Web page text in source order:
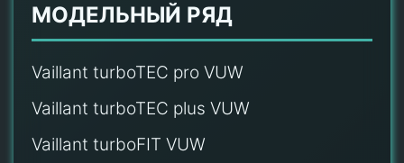
МОДЕЛЬНЫЙ РЯД
Vaillant turboTEC pro VUW
Vaillant turboTEC plus VUW
Vaillant turboFIT VUW